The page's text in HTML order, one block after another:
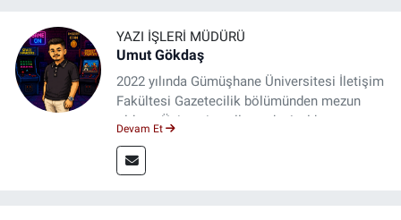
YAZI İŞLERI MÜDÜRÜ
Umut Gökdaş
2022 yılında Gümüşhane Üniversitesi İletişim
Fakültesi Gazetecilik bölümünden mezun
oldum. Üniversite yıllarımda 4 yıl boyunca
saha deneyimi kazandım. 2023 yılından beri
Genç Gazete'de okurlarımıza haber
Devam Et